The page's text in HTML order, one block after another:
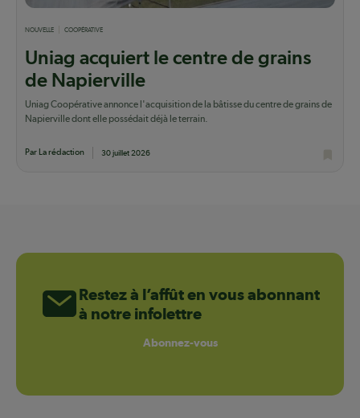
NOUVELLE COOPÉRATIVE
Uniag acquiert le centre de grains
de Napierville
Uniag Coopérative annonce l'acquisition de la bâtisse du centre de grains de
Napierville dont elle possédait déjà le terrain.
Par La rédaction 30 juillet 2026
Restez à l’affût en vous abonnant
à notre infolettre
Abonnez-vous